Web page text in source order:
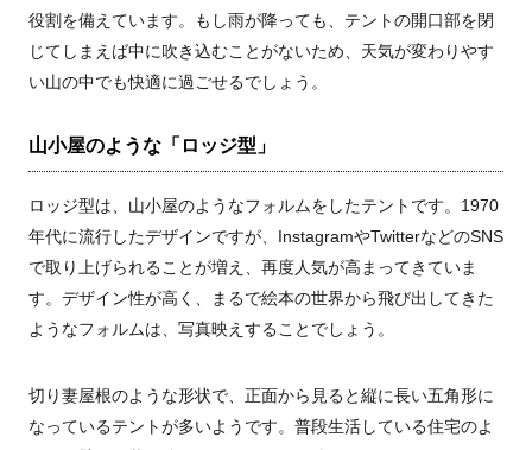
役割を備えています。もし雨が降っても、テントの開口部を閉
じてしまえば中に吹き込むことがないため、天気が変わりやす
い山の中でも快適に過ごせるでしょう。
山小屋のような「ロッジ型」
ロッジ型は、山小屋のようなフォルムをしたテントです。1970
年代に流行したデザインですが、InstagramやTwitterなどのSNS
で取り上げられることが増え、再度人気が高まってきていま
す。デザイン性が高く、まるで絵本の世界から飛び出してきた
ようなフォルムは、写真映えすることでしょう。
切り妻屋根のような形状で、正面から見ると縦に長い五角形に
なっているテントが多いようです。普段生活している住宅のよ